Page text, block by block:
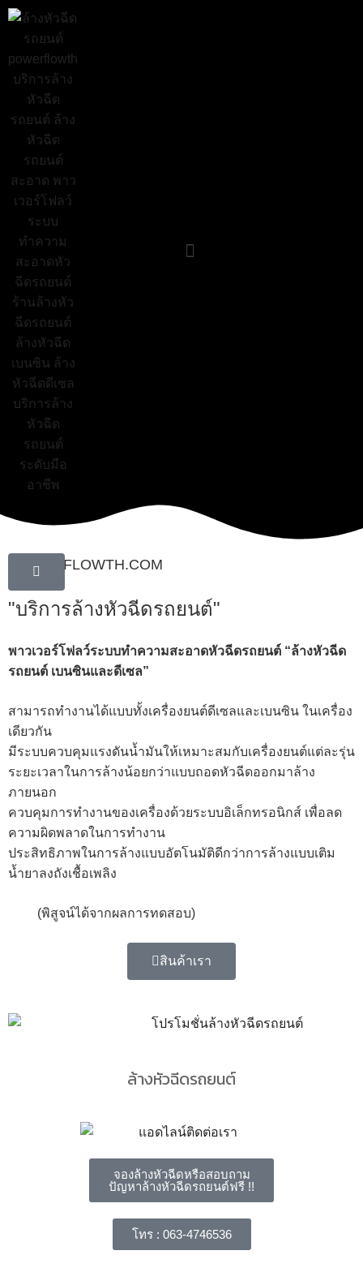
POWERFLOWTH.COM
"บริการล้างหัวฉีดรถยนต์"
พาวเวอร์โฟลว์ระบบทำความสะอาดหัวฉีดรถยนต์ “ล้างหัวฉีด
รถยนต์ เบนซินและดีเซล”
สามารถทำงานได้แบบทั้งเครื่องยนต์ดีเซลและเบนซิน ในเครื่อง
เดียวกัน
มีระบบควบคุมแรงดันน้ำมันให้เหมาะสมกับเครื่องยนต์แต่ละรุ่น
ระยะเวลาในการล้างน้อยกว่าแบบถอดหัวฉีดออกมาล้าง
ภายนอก
ควบคุมการทำงานของเครื่องด้วยระบบอิเล็กทรอนิกส์ เพื่อลด
ความผิดพลาดในการทำงาน
ประสิทธิภาพในการล้างแบบอัตโนมัติดีกว่าการล้างแบบเติม
น้ำยาลงถังเชื้อเพลิง
(พิสูจน์ได้จากผลการทดสอบ)
สินค้าเรา
ล้างหัวฉีดรถยนต์
จองล้างหัวฉีดหรือสอบถาม
ปัญหาล้างหัวฉีดรถยนต์ฟรี !!
โทร : 063-4746536